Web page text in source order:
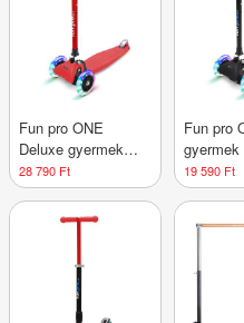
Fun pro ONE
Deluxe gyermek
roller 3-6 éves korig
LED kerekek
összecsukható 50
28 790 Ft
Fun pro
gyermek
éves
kerekek
kg-ig
19 590 Ft